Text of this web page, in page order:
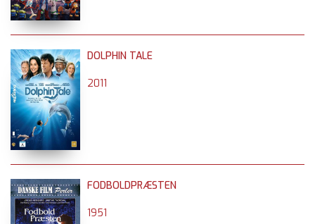
DOLPHIN TALE
2011
FODBOLDPRÆSTEN
1951